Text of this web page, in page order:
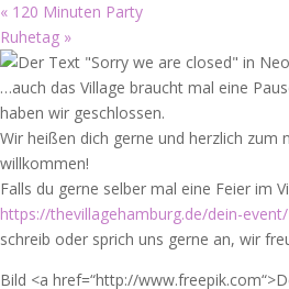
« 120 Minuten Party
Ruhetag »
…auch das Village braucht mal eine
haben wir geschlossen.
Wir heißen dich gerne und herzlich zum
willkommen!
Falls du gerne selber mal eine Feier im
https://thevillagehamburg.de/dein-event/
schreib oder sprich uns gerne an, wir
Bild <a href=“http://